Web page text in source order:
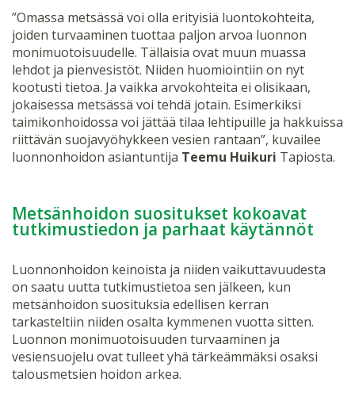
”Omassa metsässä voi olla erityisiä luontokohteita,
joiden turvaaminen tuottaa paljon arvoa luonnon
monimuotoisuudelle. Tällaisia ovat muun muassa
lehdot ja pienvesistöt. Niiden huomiointiin on nyt
kootusti tietoa. Ja vaikka arvokohteita ei olisikaan,
jokaisessa metsässä voi tehdä jotain. Esimerkiksi
taimikonhoidossa voi jättää tilaa lehtipuille ja hakkuissa
riittävän suojavyöhykkeen vesien rantaan”, kuvailee
luonnonhoidon asiantuntija Teemu Huikuri Tapiosta.
Metsänhoidon suositukset kokoavat
tutkimustiedon ja parhaat käytännöt
Luonnonhoidon keinoista ja niiden vaikuttavuudesta
on saatu uutta tutkimustietoa sen jälkeen, kun
metsänhoidon suosituksia edellisen kerran
tarkasteltiin niiden osalta kymmenen vuotta sitten.
Luonnon monimuotoisuuden turvaaminen ja
vesiensuojelu ovat tulleet yhä tärkeämmäksi osaksi
talousmetsien hoidon arkea.